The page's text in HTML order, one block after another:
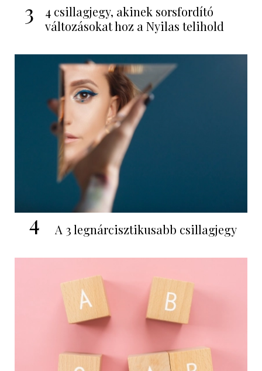
3
4 csillagjegy, akinek sorsfordító
változásokat hoz a Nyilas telihold
4 A 3 legnárcisztikusabb csillagjegy